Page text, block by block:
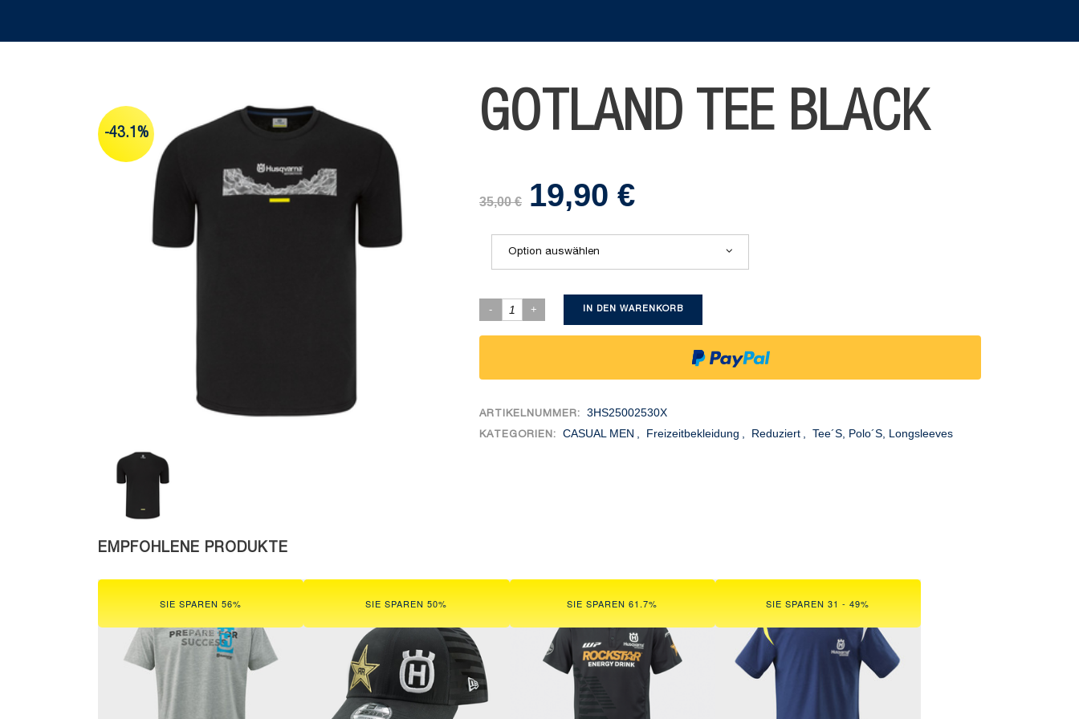
-43.1% GOTLAND TEE BLACK
35,00€
Ursprünglicher
35,00 €
19,90 €
Option auswählen
IN DEN WARENKORB
ARTIKELNUMMER: 3HS25002530X
KATEGORIEN: CASUAL MEN Freizeitbekleidung Reduziert Tee´s, Polo´s, Longsleeves
EMPFOHLENE PRODUKTE
SIE SPAREN 56% SIE SPAREN 50% SIE SPAREN 61.7% SIE SPAREN 31 - 49%